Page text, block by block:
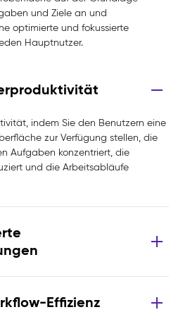
und Ziele an und
optimierte und fokussierte
Hauptnutzer.
indem Sie den Benutzern eine
zur Verfügung stellen, die
Aufgaben konzentriert, die
und die Arbeitsabläufe
Effizienz